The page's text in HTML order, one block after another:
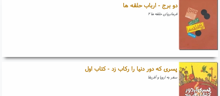
دو برج - ارباب حلقه ها
فرمانروای حلقه ها ۲
پسری که دور دنیا را رکاب زد - کتاب اول
سفر به اروپا و آفریقا